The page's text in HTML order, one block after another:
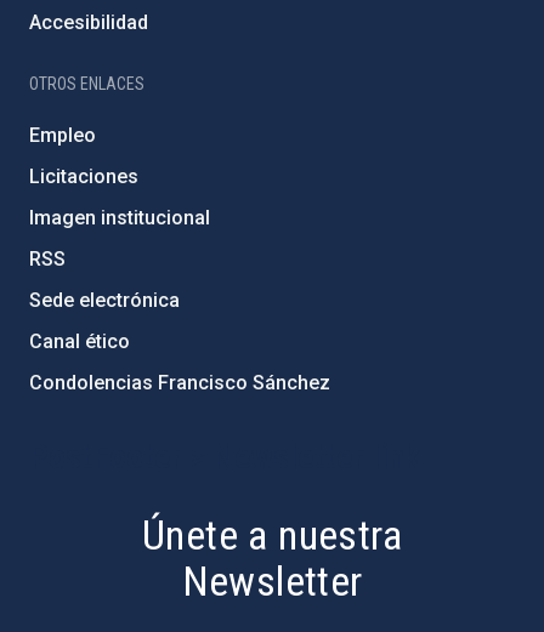
Accesibilidad
OTROS ENLACES
Empleo
Licitaciones
Imagen institucional
RSS
Sede electrónica
Canal ético
Condolencias Francisco Sánchez
Únete a nuestra
Newsletter